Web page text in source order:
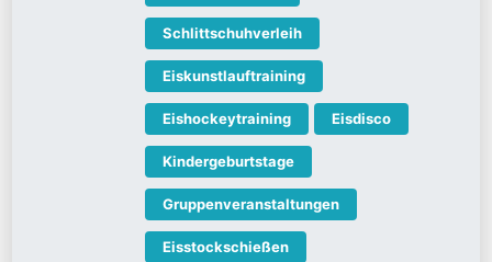
Schlittschuhverleih
Eiskunstlauftraining
Eishockeytraining Eisdisco
Kindergeburtstage
Gruppenveranstaltungen
Eisstockschießen